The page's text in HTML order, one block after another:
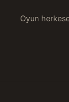
Oyun